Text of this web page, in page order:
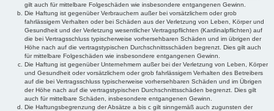
gilt auch für mittelbare Folgeschäden wie insbesondere entgangenen Gewinn.
Die Haftung ist gegenüber Verbrauchern außer bei vorsätzlichem oder grob
fahrlässigem Verhalten oder bei Schäden aus der Verletzung von Leben, Körper und
Gesundheit und der Verletzung wesentlicher Vertragspflichten (Kardinalpflichten) auf
die bei Vertragsschluss typischerweise vorhersehbaren Schäden und im übrigen der
Höhe nach auf die vertragstypischen Durchschnittsschäden begrenzt. Dies gilt auch
für mittelbare Folgeschäden wie insbesondere entgangenen Gewinn.
Die Haftung ist gegenüber Unternehmern außer bei der Verletzung von Leben, Körper
und Gesundheit oder vorsätzlichem oder grob fahrlässigem Verhalten des Betreibers
auf die bei Vertragsschluss typischerweise vorhersehbaren Schäden und im Übrigen
der Höhe nach auf die vertragstypischen Durchschnittsschäden begrenzt. Dies gilt
auch für mittelbare Schäden, insbesondere entgangenen Gewinn.
Die Haftungsbegrenzung der Absätze a bis c gilt sinngemäß auch zugunsten der